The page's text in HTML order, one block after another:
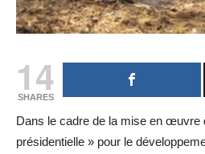
14
SHARES
Dans le cadre de la mise en œuvre
présidentielle » pour le